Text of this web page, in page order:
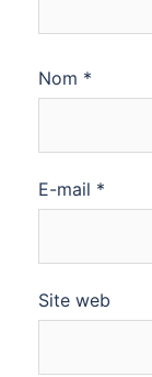
Nom *
E-mail *
Site web